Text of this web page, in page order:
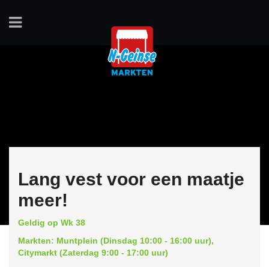
Lang vest voor een maatje
meer!
Geldig op Wk 38
Markten: Muntplein (Dinsdag 10:00 - 16:00 uur),
Citymarkt (Zaterdag 9:00 - 17:00 uur)